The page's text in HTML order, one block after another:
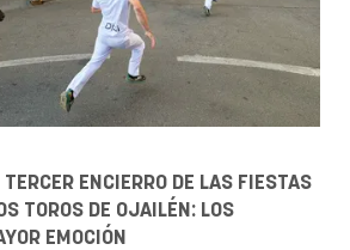
ENCIERRO DE LAS FIESTAS
TOROS DE OJAILÉN: LOS
EMOCIÓN